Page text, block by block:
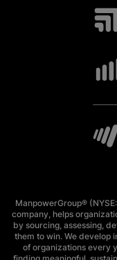
ManpowerGroup®
company, helps
by sourcing, assessing,
them to win. We develop
of organizations every